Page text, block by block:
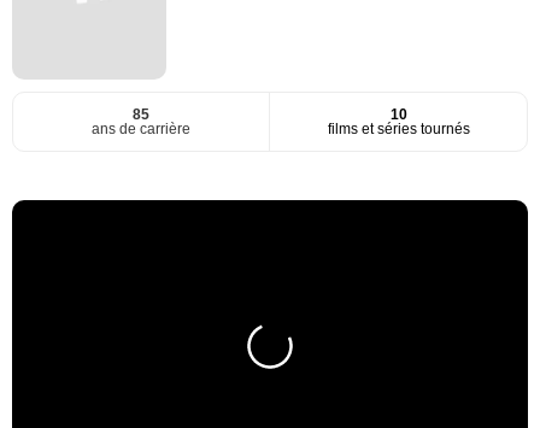
85
ans de carrière
10
films et séries tournés